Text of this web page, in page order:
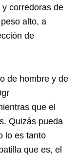
corredoras de
alto, a
de
de hombre y de
que el
Quizás pueda
lo es tanto
que es, el